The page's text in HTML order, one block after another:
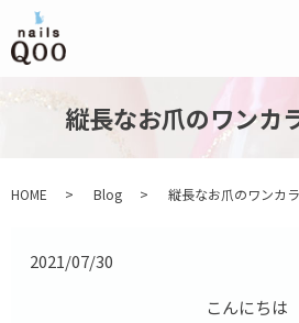
縦長なお爪のワンカ
HOME Blog 縦長なお爪のワンカ
2021/07/30
こんにちは